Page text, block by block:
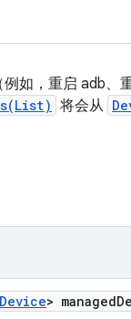
如，重启 adb、
将会从
Device> managed